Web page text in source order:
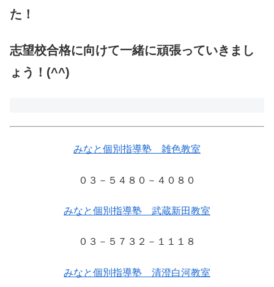
た！
志望校合格に向けて一緒に頑張っていきまし
ょう！(^^)
みなと個別指導塾 雑色教室
０３－５４８０－４０８０
みなと個別指導塾 武蔵新田教室
０３－５７３２－１１１８
みなと個別指導塾 清澄白河教室